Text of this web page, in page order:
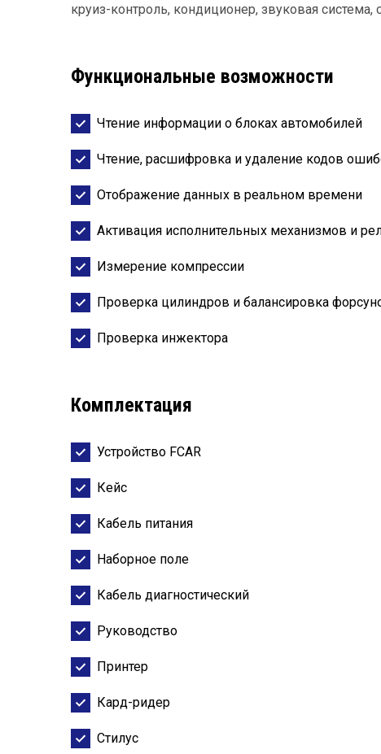
круиз-контроль, кондиционер, звуковая
Функциональные возможности
Чтение информации о блоках автомобилей
Чтение, расшифровка и удаление кодов
Отображение данных в реальном времени
Активация исполнительных механизмов и
Измерение компрессии
Проверка цилиндров и балансировка
Проверка инжектора
Комплектация
Устройство FCAR
Кейс
Кабель питания
Наборное поле
Кабель диагностический
Руководство
Принтер
Кард-ридер
Стилус